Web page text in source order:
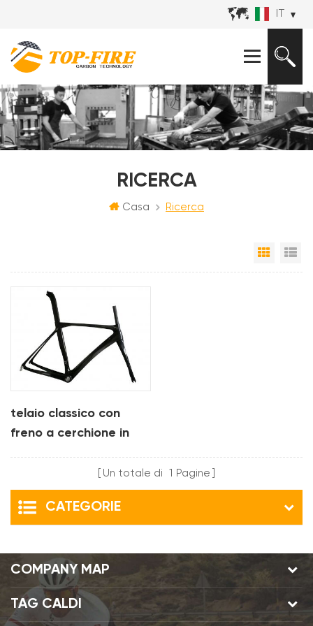
RICERCA
Casa Ricerca
Vista
telaio classico con
freno a cerchione in
Un totale di 1 Pagine
CATEGORIE
COMPANY MAP
TAG CALDI